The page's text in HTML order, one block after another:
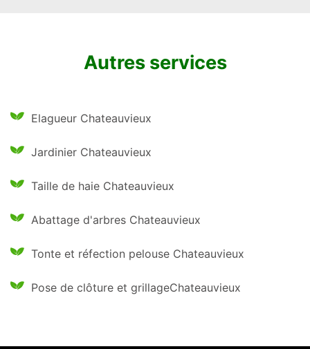
Autres services
Elagueur Chateauvieux
Jardinier Chateauvieux
Taille de haie Chateauvieux
Abattage d'arbres Chateauvieux
Tonte et réfection pelouse Chateauvieux
Pose de clôture et grillageChateauvieux